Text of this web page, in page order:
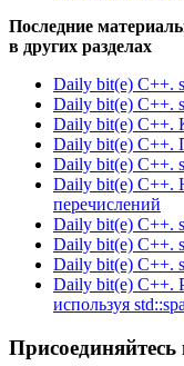
Последние
в других разделах
Daily bit(e) C++.
Daily bit(e) C++.
Daily bit(e) C++.
Daily bit(e) C++.
Daily bit(e) C++.
Daily bit(e) C++.
перечислений
Daily bit(e) C++.
Daily bit(e) C++.
Daily bit(e) C++.
Daily bit(e) C++.
используя